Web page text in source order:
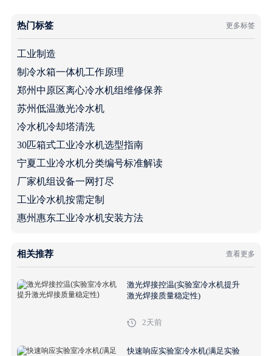
热门标签 更多标签
工业制造
制冷水箱一体机工作原理
郑州中原区离心冷水机组维修保养
苏州低温激光冷水机
冷水机冷却塔清洗
30匹箱式工业冷水机选型指南
宁夏工业冷水机分类编号标准解读
厂家机组设备一网打尽
工业冷水机按需定制
惠州惠东工业冷水机安装方法
相关推荐 查看更多
激光焊接控温(实验室冷水机提升
激光焊接质量稳定性)
2天前
快速响应实验室冷水机(满足实验